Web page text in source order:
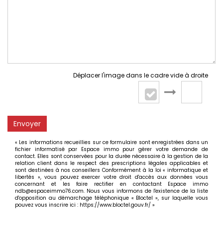
Déplacer l'image dans le cadre vide à droite
Envoyer
« Les informations recueillies sur ce formulaire sont enregistrées dans un
fichier informatisé par Espace immo pour gérer votre demande de
contact. Elles sont conservées pour la durée nécessaire à la gestion de la
relation client dans le respect des prescriptions légales applicables et
sont destinées à nos conseillers Conformément à la loi « informatique et
libertés », vous pouvez exercer votre droit d'accès aux données vous
concernant et les faire rectifier en contactant Espace immo
ndb@espaceimmo76.com. Nous vous informons de l'existence de la liste
d'opposition au démarchage téléphonique « Bloctel », sur laquelle vous
pouvez vous inscrire ici : https://www.bloctel.gouv.fr/ »